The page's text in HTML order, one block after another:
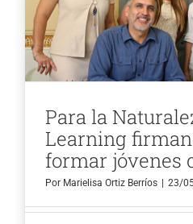
Para la
Learning
formar jóvenes
Por Marielisa Ortiz Berríos 23/